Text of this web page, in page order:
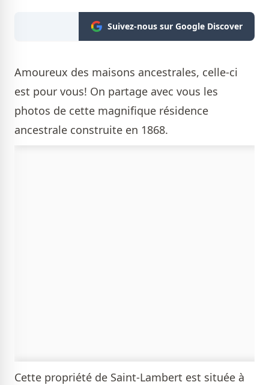
Suivez-nous sur Google Discover
Amoureux des maisons ancestrales, celle-ci
est pour vous! On partage avec vous les
photos de cette magnifique résidence
ancestrale construite en 1868.
Cette propriété de Saint-Lambert est située à